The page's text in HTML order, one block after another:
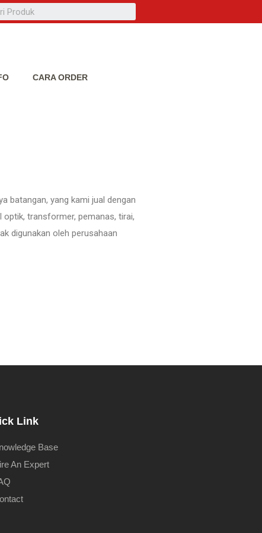
CARA ORDER
batangan, yang kami jual dengan
optik, transformer, pemanas, tirai,
digunakan oleh perusahaan
Link
Base
An Expert